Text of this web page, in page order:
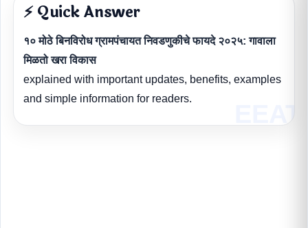
⚡ Quick Answer
१० मोठे बिनविरोध ग्रामपंचायत निवडणुकीचे फायदे २०२५: गावाला
मिळतो खरा विकास
explained with important updates, benefits, examples
and simple information for readers.